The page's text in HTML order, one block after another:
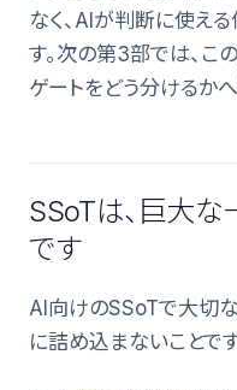
なく、AIが判断に使え
す。次の第3部では、こ
ゲートをどう分けるかへ
SSoTは、巨大
です
AI向けのSSoTで大切
に詰め込まないことです